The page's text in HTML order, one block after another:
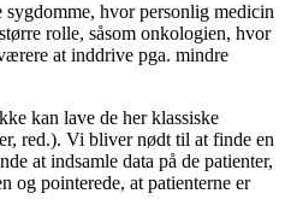
hvor personlig medicin
rolle, såsom onkologien, hvor
at inddrive pga. mindre
kan lave de her klassiske
red.). Vi bliver nødt til at finde en
at indsamle data på de patienter,
og pointerede, at patienterne er